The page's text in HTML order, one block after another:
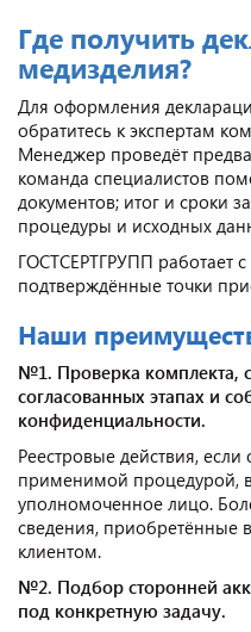
Где получить
медизделия?
Для оформления
обратитесь к экспертам
Менеджер проведёт
команда специалистов
документов; итог и сроки
процедуры и исходных
ГОСТСЕРТГРУПП работает
подтверждённые точки
Наши
№1. Проверка комплекта,
согласованных этапах и
конфиденциальности.
Реестровые действия,
применимой процедурой,
уполномоченное лицо.
сведения, приобретённые
клиентом.
№2. Подбор сторонней
под конкретную задачу.